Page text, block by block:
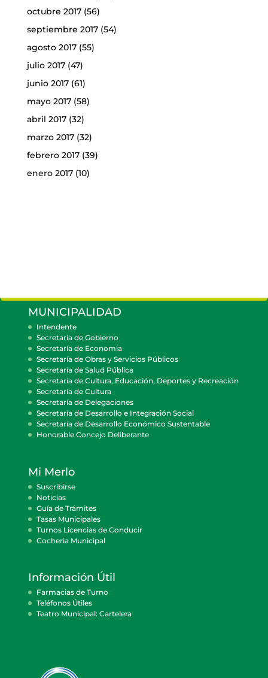
octubre 2017(56)
septiembre 2017(54)
agosto 2017(55)
julio 2017(47)
junio 2017(61)
mayo 2017(58)
abril 2017(32)
marzo 2017(32)
febrero 2017(39)
enero 2017(10)
MUNICIPALIDAD
Intendente
Secretaría de Gobierno
Secretaría de Economía
Secretaría de Obras y Servicios Públicos
Secretaría de Salud Pública
Secretaría de Cultura, Educación, Deportes y Recreación
Secretaría de Cultura
Secretaría de Delegaciones
Secretaría de Desarrollo e Integración Social
Secretaría de Desarrollo Económico Sustentable
Honorable Concejo Deliberante
Mi Merlo
Suscribirse
Noticias
Guía de Trámites
Tasas Municipales
Turnos Licencias de Conducir
Cocheria Municipal
Información Útil
Farmacias de Turno
Teléfonos Útiles
Teatro Municipal: Cartelera